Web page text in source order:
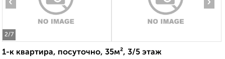
2/7
1-к квартира, посуточно, 35м², 3/5 этаж